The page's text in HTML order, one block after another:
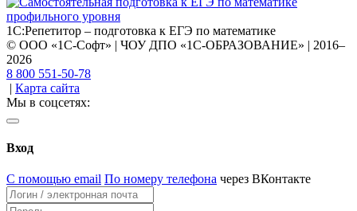
1С:Репетитор – подготовка к ЕГЭ по математике
© ООО «1С-Софт» | ЧОУ ДПО «1С-ОБРАЗОВАНИЕ» | 2016–
2026
8 800 551-50-78
| Карта сайта
Мы в соцсетях:
Вход
С помощью email По номеру телефона через ВКонтакте